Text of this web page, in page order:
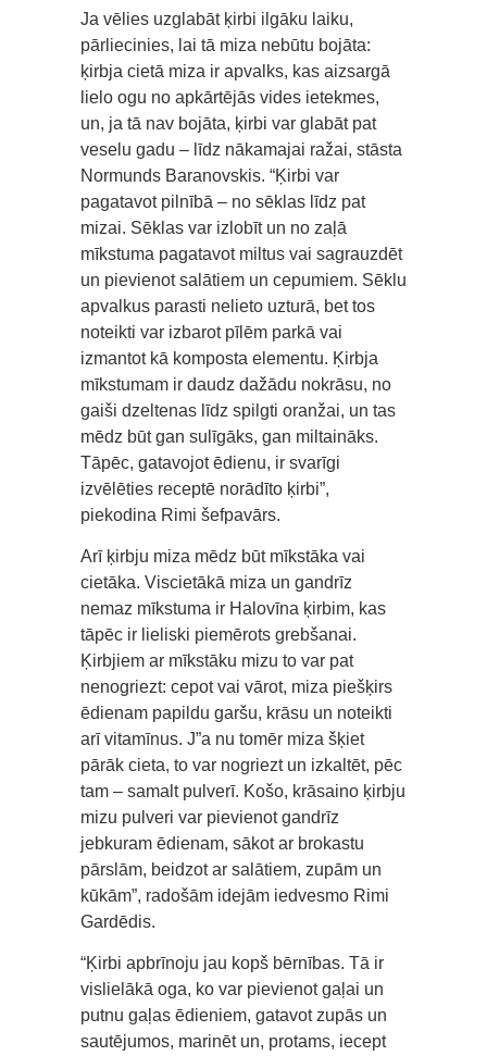
Ja vēlies uzglabāt ķirbi ilgāku laiku,
pārliecinies, lai tā miza nebūtu bojāta:
ķirbja cietā miza ir apvalks, kas aizsargā
lielo ogu no apkārtējās vides ietekmes,
un, ja tā nav bojāta, ķirbi var glabāt pat
veselu gadu – līdz nākamajai ražai, stāsta
Normunds Baranovskis. “Ķirbi var
pagatavot pilnībā – no sēklas līdz pat
mizai. Sēklas var izlobīt un no zaļā
mīkstuma pagatavot miltus vai sagrauzdēt
un pievienot salātiem un cepumiem. Sēklu
apvalkus parasti nelieto uzturā, bet tos
noteikti var izbarot pīlēm parkā vai
izmantot kā komposta elementu. Ķirbja
mīkstumam ir daudz dažādu nokrāsu, no
gaiši dzeltenas līdz spilgti oranžai, un tas
mēdz būt gan sulīgāks, gan miltaināks.
Tāpēc, gatavojot ēdienu, ir svarīgi
izvēlēties receptē norādīto ķirbi”,
piekodina Rimi šefpavārs.
Arī ķirbju miza mēdz būt mīkstāka vai
cietāka. Viscietākā miza un gandrīz
nemaz mīkstuma ir Halovīna ķirbim, kas
tāpēc ir lieliski piemērots grebšanai.
Ķirbjiem ar mīkstāku mizu to var pat
nenogriezt: cepot vai vārot, miza piešķirs
ēdienam papildu garšu, krāsu un noteikti
arī vitamīnus. J”a nu tomēr miza šķiet
pārāk cieta, to var nogriezt un izkaltēt, pēc
tam – samalt pulverī. Košo, krāsaino ķirbju
mizu pulveri var pievienot gandrīz
jebkuram ēdienam, sākot ar brokastu
pārslām, beidzot ar salātiem, zupām un
kūkām”, radošām idejām iedvesmo Rimi
Gardēdis.
“Ķirbi apbrīnoju jau kopš bērnības. Tā ir
vislielākā oga, ko var pievienot gaļai un
putnu gaļas ēdieniem, gatavot zupās un
sautējumos, marinēt un, protams, iecept